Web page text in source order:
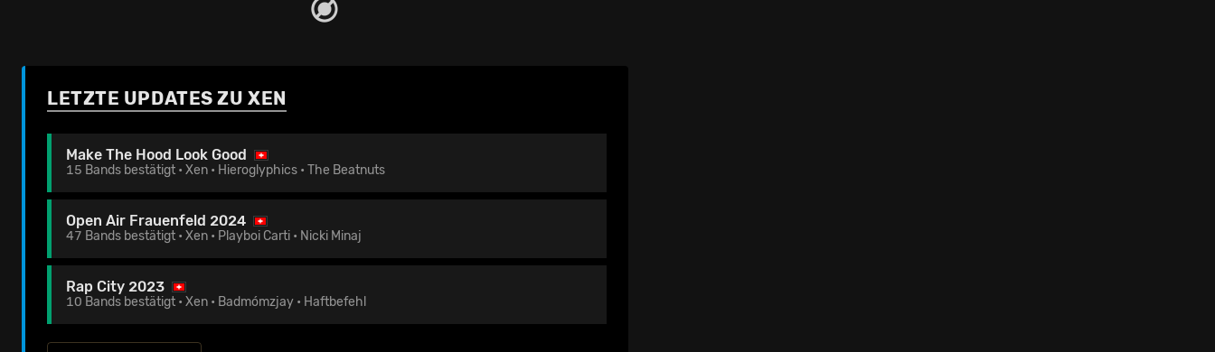
LETZTE UPDATES ZU XEN
Make The Hood Look Good
15 Bands bestätigt • Xen • Hieroglyphics • The Beatnuts
Open Air Frauenfeld 2024
47 Bands bestätigt • Xen • Playboi Carti • Nicki Minaj
Rap City 2023
10 Bands bestätigt • Xen • Badmómzjay • Haftbefehl